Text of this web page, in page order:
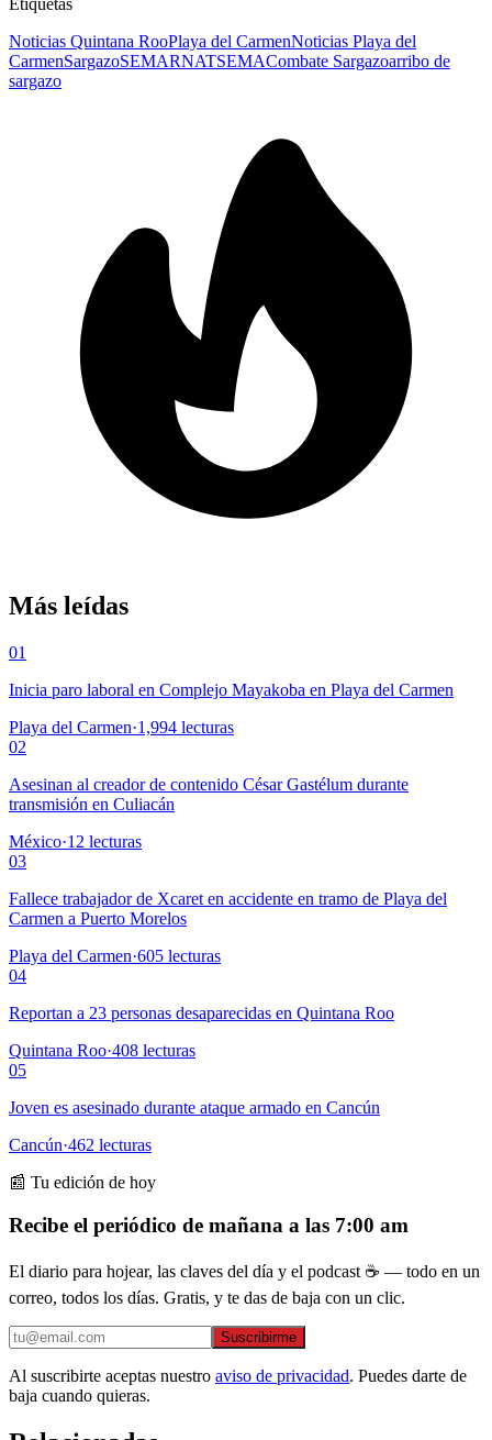
Noticias Quintana RooPlaya del CarmenNoticias Playa del
CarmenSargazoSEMARNATSEMACombate Sargazoarribo de
sargazo
Más leídas
01
Inicia paro laboral en Complejo Mayakoba en Playa del Carmen
Playa del Carmen·1,994 lecturas
02
Asesinan al creador de contenido César Gastélum durante
transmisión en Culiacán
México·12 lecturas
03
Fallece trabajador de Xcaret en accidente en tramo de Playa del
Carmen a Puerto Morelos
Playa del Carmen·605 lecturas
04
Reportan a 23 personas desaparecidas en Quintana Roo
Quintana Roo·408 lecturas
05
Joven es asesinado durante ataque armado en Cancún
Cancún·462 lecturas
📰 Tu edición de hoy
Recibe el periódico de mañana a las 7:00 am
El diario para hojear, las claves del día y el podcast ☕ — todo en un
correo, todos los días. Gratis, y te das de baja con un clic.
Suscribirme
Al suscribirte aceptas nuestro aviso de privacidad. Puedes darte de
baja cuando quieras.